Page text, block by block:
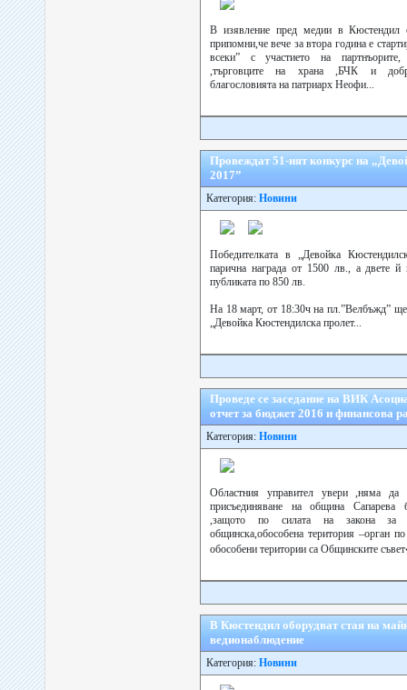
В изявление пред медии в
припомни,че вече за втора година е
всеки” с участието на партнъорите,
,търговците на храна ,БЧК и
благословията на патриарх Неофи...
Провеждат 51-ият конкурс на
2017”
Категория: Новини
Победителката в „Девойка
парична награда от 1500 лв., а двете
публиката по 850 лв.
На 18 март, от 18:30ч на пл.”Велбъжд”
„Девойка Кюстендилска пролет...
Проведе се заседание на ВИК
отчет за бюджет 2016 и финансова
Категория: Новини
Областния управител увери ,няма да
присъединяване на община
,защото по силата на закона за
общинска,обособена територия –орган
обособени територии са Общинските
В Кюстендил оборудват стая на
ведионаблюдение
Категория: Новини